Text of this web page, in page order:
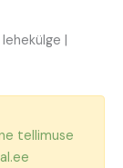
|
tellimuse